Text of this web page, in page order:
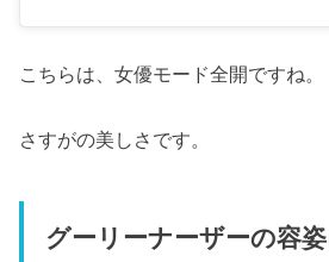
こちらは、女優モード全開ですね。
さすがの美しさです。
グーリーナーザーの容